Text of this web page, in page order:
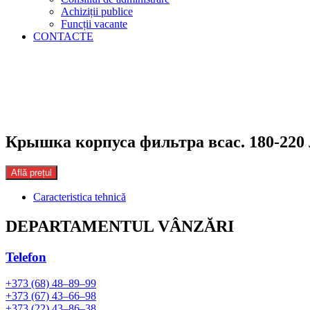
Achiziții publice
Funcții vacante
CONTACTE
Крышка корпуса фильтра всас. 180-220
Află prețul
Caracteristica tehnică
DEPARTAMENTUL VÂNZĂRI
Telefon
+373 (68) 48–89–99
+373 (67) 43–66–98